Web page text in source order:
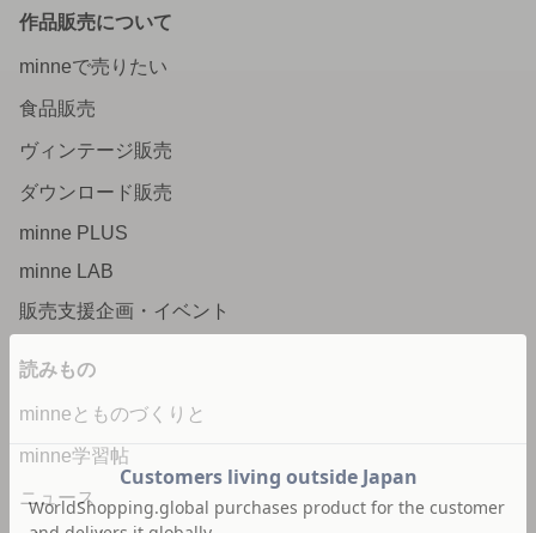
作品販売について
minneで売りたい
食品販売
ヴィンテージ販売
ダウンロード販売
minne PLUS
minne LAB
販売支援企画・イベント
読みもの
minneとものづくりと
minne学習帖
ニュース